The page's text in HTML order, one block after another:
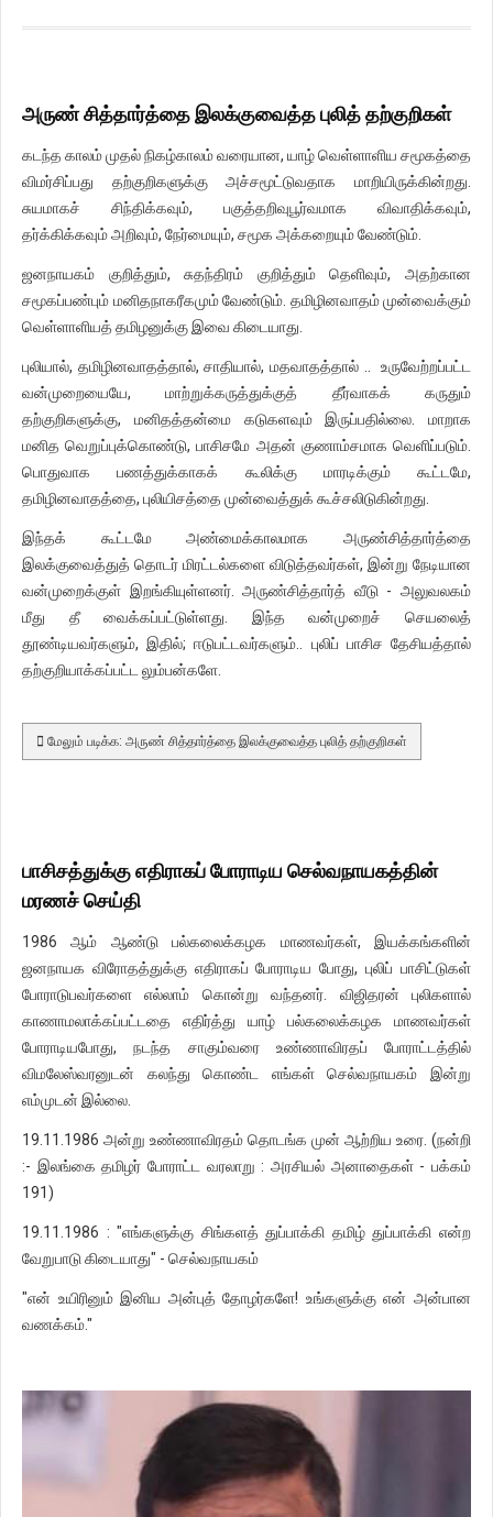
அருண் சித்தார்த்தை இலக்குவைத்த புலித் தற்குறிகள்
கடந்த காலம் முதல் நிகழ்காலம் வரையான, யாழ் வெள்ளாளிய சமூகத்தை
விமர்சிப்பது தற்குறிகளுக்கு அச்சமூட்டுவதாக மாறியிருக்கின்றது.
சுயமாகச் சிந்திக்கவும், பகுத்தறிவுபூர்வமாக விவாதிக்கவும்,
தர்க்கிக்கவும் அறிவும், நேர்மையும், சமூக அக்கறையும் வேண்டும்.
ஜனநாயகம் குறித்தும், சுதந்திரம் குறித்தும் தெளிவும், அதற்கான
சமூகப்பண்பும் மனிதநாகரீகமும் வேண்டும். தமிழினவாதம் முன்வைக்கும்
வெள்ளாளியத் தமிழனுக்கு இவை கிடையாது.
புலியால், தமிழினவாதத்தால், சாதியால், மதவாதத்தால் .. உருவேற்றப்பட்ட
வன்முறையையே, மாற்றுக்கருத்துக்குத் தீர்வாகக் கருதும்
தற்குறிகளுக்கு, மனிதத்தன்மை கடுகளவும் இருப்பதில்லை. மாறாக
மனித வெறுப்புக்கொண்டு, பாசிசமே அதன் குணாம்சமாக வெளிப்படும்.
பொதுவாக பணத்துக்காகக் கூலிக்கு மாரடிக்கும் கூட்டமே,
தமிழினவாதத்தை, புலியிசத்தை முன்வைத்துக் கூச்சலிடுகின்றது.
இந்தக் கூட்டமே அண்மைக்காலமாக அருண்சித்தார்த்தை
இலக்குவைத்துத் தொடர் மிரட்டல்களை விடுத்தவர்கள், இன்று நேடியான
வன்முறைக்குள் இறங்கியுள்ளனர். அருண்சித்தார்த் வீடு - அலுவலகம்
மீது தீ வைக்கப்பட்டுள்ளது. இந்த வன்முறைச் செயலைத்
தூண்டியவர்களும், இதில்; ஈடுபட்டவர்களும்.. புலிப் பாசிச தேசியத்தால்
தற்குறியாக்கப்பட்ட லும்பன்களே.
மேலும் படிக்க: அருண் சித்தார்த்தை இலக்குவைத்த புலித் தற்குறிகள்
பாசிசத்துக்கு எதிராகப் போராடிய செல்வநாயகத்தின்
மரணச் செய்தி
1986 ஆம் ஆண்டு பல்கலைக்கழக மாணவர்கள், இயக்கங்களின்
ஜனநாயக விரோதத்துக்கு எதிராகப் போராடிய போது, புலிப் பாசிட்டுகள்
போராடுபவர்களை எல்லாம் கொன்று வந்தனர். விஜிதரன் புலிகளால்
காணாமலாக்கப்பட்டதை எதிர்த்து யாழ் பல்கலைக்கழக மாணவர்கள்
போராடியபோது, நடந்த சாகும்வரை உண்ணாவிரதப் போராட்டத்தில்
விமலேஸ்வரனுடன் கலந்து கொண்ட எங்கள் செல்வநாயகம் இன்று
எம்முடன் இல்லை.
19.11.1986 அன்று உண்ணாவிரதம் தொடங்க முன் ஆற்றிய உரை. (நன்றி
:- இலங்கை தமிழர் போராட்ட வரலாறு : அரசியல் அனாதைகள் - பக்கம்
191)
19.11.1986 : "எங்களுக்கு சிங்களத் துப்பாக்கி தமிழ் துப்பாக்கி என்ற
வேறுபாடு கிடையாது" - செல்வநாயகம்
"என் உயிரினும் இனிய அன்புத் தோழர்களே! உங்களுக்கு என் அன்பான
வணக்கம்."